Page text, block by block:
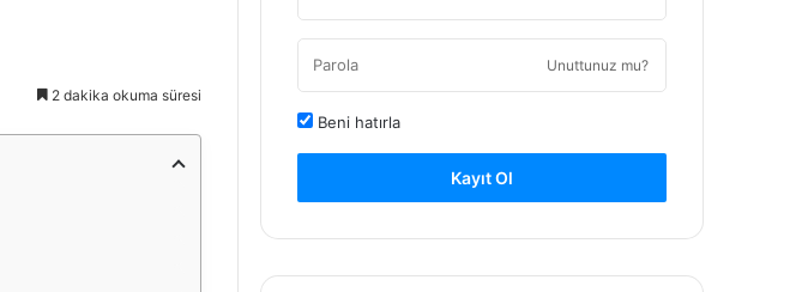
2 dakika okuma süresi
Unuttunuz mu?
Beni hatırla
Kayıt Ol